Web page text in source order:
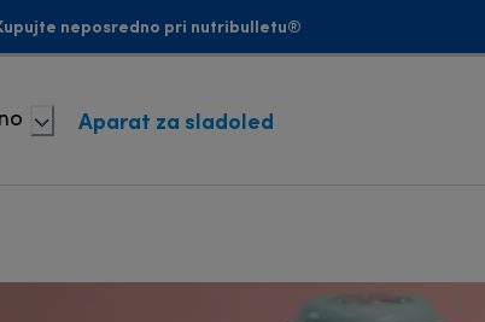
neposredno pri nutribulletu®
Aparat za sladoled